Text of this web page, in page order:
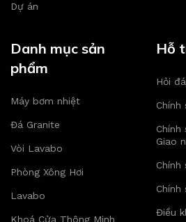
Dự án
Danh mục sản
phẩm
Máy bơm nhiệt
Đá Granite
Vòi Lavabo
Phòng Xông Hơi
Lavabo
Khoá Cửa Thông Minh
Hỗ
Hỏi
Chính
Chính
Giao
Chính
Điều